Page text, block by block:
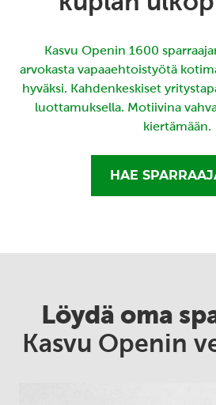
Kasvu Openin 1600
arvokasta vapaaehtoistyötä
hyväksi. Kahdenkeskiset
luottamuksella. Motiivina
kiertämään.
HAE
Löydä oma
Kasvu Openin